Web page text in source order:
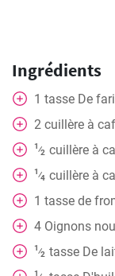
Ingrédients
1 tasse De
2 cuillère à
1⁄2 cuillère à
1⁄4 cuillère à
1 tasse de
4 Oignons
1⁄2 tasse De
1